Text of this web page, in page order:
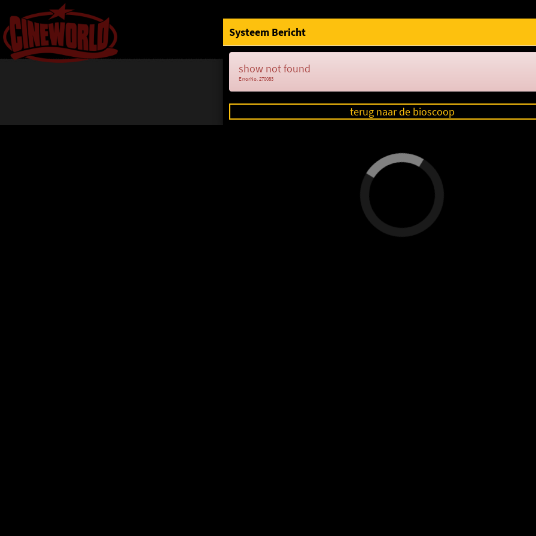
Systeem Bericht
show not found
ErrorNo. 270083
terug naar de bioscoop